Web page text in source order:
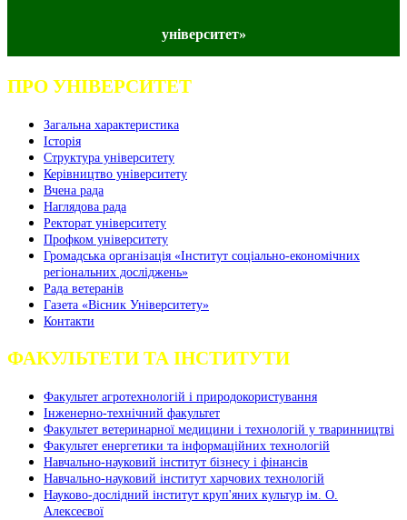
університет»
ПРО УНІВЕРСИТЕТ
Загальна характеристика
Історія
Структура університету
Керівництво університету
Вчена рада
Наглядова рада
Ректорат університету
Профком університету
Громадська організація «Інститут соціально-економічних
регіональних досліджень»
Рада ветеранів
Газета «Вісник Університету»
Контакти
ФАКУЛЬТЕТИ ТА ІНСТИТУТИ
Факультет агротехнологій і природокористування
Інженерно-технічний факультет
Факультет ветеринарної медицини і технологій у тваринництві
Факультет енергетики та інформаційних технологій
Навчально-науковий інститут бізнесу і фінансів
Навчально-науковий інститут харчових технологій
Науково-дослідний інститут круп'яних культур ім. О.
Алексеєвої